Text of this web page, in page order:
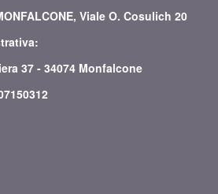
Viale O. Cosulich 20
37 - 34074 Monfalcone